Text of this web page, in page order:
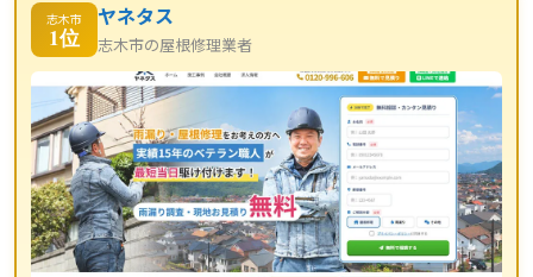
志木市
1位
ヤネタス
志木市の屋根修理業者